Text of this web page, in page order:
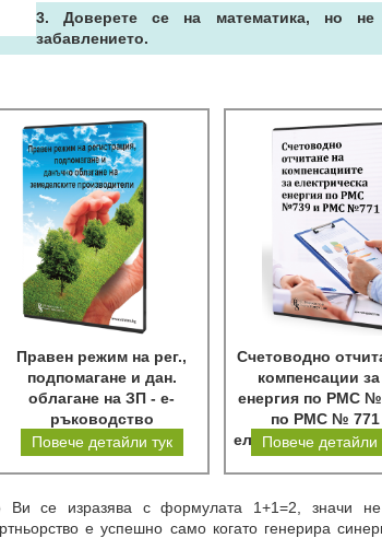
3. Доверете се на математика, но не
забавлението.
Правен режим на рег.,
подпомагане и дан.
облагане на ЗП - е-
ръководство
Повече детайли тук
Счетоводно
компенсации
енергия по РМС №
по РМС № 771
електронно
Повече детайли
Ви се изразява с формулата 1+1=2, значи
е успешно само когато генерира